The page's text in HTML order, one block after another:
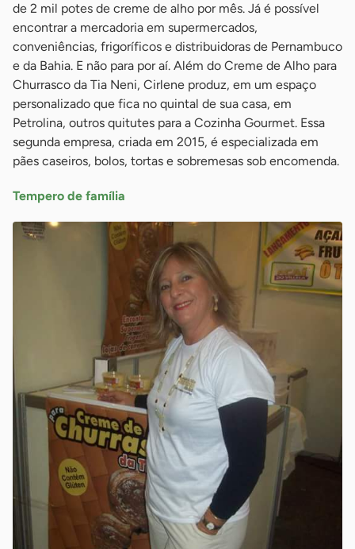
de 2 mil potes de creme de alho por mês. Já é possível
encontrar a mercadoria em supermercados,
conveniências, frigoríficos e distribuidoras de Pernambuco
e da Bahia. E não para por aí. Além do Creme de Alho para
Churrasco da Tia Neni, Cirlene produz, em um espaço
personalizado que fica no quintal de sua casa, em
Petrolina, outros quitutes para a Cozinha Gourmet. Essa
segunda empresa, criada em 2015, é especializada em
pães caseiros, bolos, tortas e sobremesas sob encomenda.
Tempero de família